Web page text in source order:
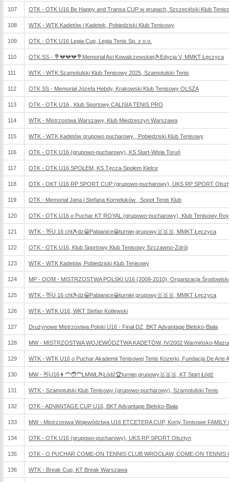
107 OTK - OTK U16 Be Happy and Transa CUP w grupach, Szczeciński Klub
108 WTK - WTK Kadetów i Kadetek, Pobiedziski Klub Tenisowy
109 OTK - OTK U16 Legia Cup, Legia Tenis Sp. z o.o.
110 OTK SS - 💐💔💔💔💐Memoriał Asi Kowalczewskiej🎾Edycja V, MMKT Łęczyca
111 WTK - WTK Szamotulski Klub Tenisowy 2025, Szamotulski Tenis
112 OTK SS - Memoriał Józefa Hebdy, Krakowski Klub Tenisowy OLSZA
113 OTK - OTK U16 , Klub Sportowy CALISIA TENIS PRO
114 WTK - Mistrzostwa Warszawy, Klub Miedzeszyn Warszawa
115 WTK - WTK Kadetów grupowo pucharowy , Pobiedziski Klub Tenisowy
116 OTK - OTK U16 (grupowo-pucharowy), KS Start-Wisła Toruń
117 OTK - OTK U16 SPOŁEM, KS Tęcza-Społem Kielce
118 OTK - OKT U16 RP SPORT CUP (grupowo-pucharowy), UKS RP SPORT
119 OTK - Memoriał Jana i Stefana Korneluków , Sopot Tenis Klub
120 OTK - OTK U16 o Puchar KT ROYAL (grupowo-pucharowy), Klub Tenisowy
121 WTK - 👋U 16 chł🎾dz😀Pabianice😀turniej grupowy🥇🥈🥉, MMKT Łęczyca
122 OTK - OTK U16, Klub Sportowy Klub Tenisowy Szczawno-Zdrój
123 WTK - WTK Kadetów, Pobiedziski Klub Tenisowy
124 MP - OOM - MISTRZOSTWA POLSKI U16 (2009-2010), Organizacja
125 WTK - 👋U 16 chł🎾dz😀Pabianice😀turniej grupowy🥇🥈🥉, MMKT Łęczyca
126 WTK - WTK U16, WKT Stefan Kotlewski
127 Drużynowe Mistrzostwa Polski U16 - Finał DZ, BKT Advantage Bielsko-Biała
128 MW - MISTRZOSTWA WOJEWÓDZTWA KADETÓW, IV/2002 Warmińsko-
129 WTK - WTK U16 o Puchar Akademii Tenisowej Tenis Kozerki, Fundacja De Arte
130 MW - 👋U16👩‍🦰🧑‍🦰LMWŁ🎾Łódź🏆turniej grupowy🥇🥈🥉, KT Start Łódź
131 WTK - Szamotulski Klub Tenisowy (grupowo-pucharowy), Szamotulski Tenis
132 OTK - ADVANTAGE CUP U16, BKT Advantage Bielsko-Biała
133 MW - Mistrzostwa Województwa U16 ETCETERA CUP, Korty Tenisowe FAMILY
134 OTK - OTK U16 (grupowo-pucharowy), UKS RP SPORT Olsztyn
135 OTK - O PUCHAR COME-ON TENNIS CLUB WROCŁAW, COME-ON TENNIS
136 WTK - Break Cup, KT Break Warszawa